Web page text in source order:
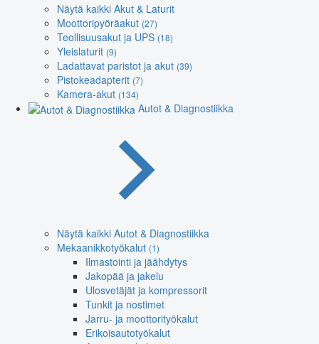
Näytä kaikki Akut & Laturit
Moottoripyöräakut (27)
Teollisuusakut ja UPS (18)
Yleislaturit (9)
Ladattavat paristot ja akut (39)
Pistokeadapterit (7)
Kamera-akut (134)
Autot & Diagnostiikka
Näytä kaikki Autot & Diagnostiikka
Mekaanikkotyökalut (1)
Ilmastointi ja jäähdytys
Jakopää ja jakelu
Ulosvetäjät ja kompressorit
Tunkit ja nostimet
Jarru- ja moottorityökalut
Erikoisautotyökalut